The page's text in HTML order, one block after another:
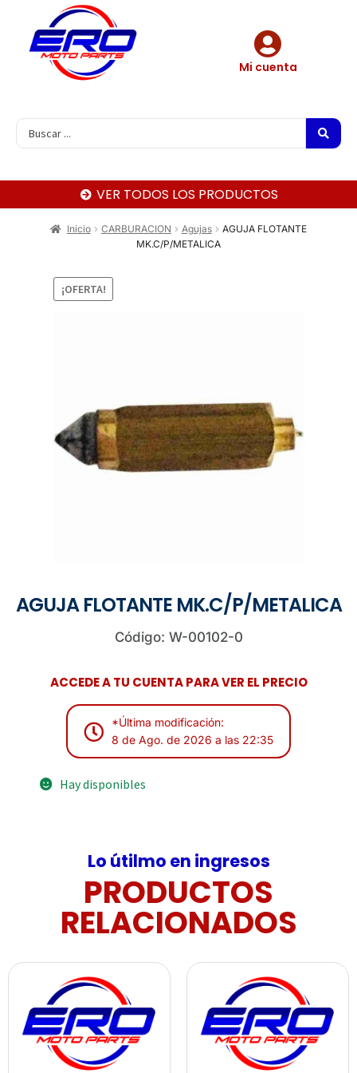
Mi cuenta
VER TODOS LOS PRODUCTOS
Inicio CARBURACION Agujas
AGUJA FLOTANTE
MK.C/P/METALICA
¡OFERTA!
AGUJA FLOTANTE MK.C/P/METALICA
Código: W-00102-0
ACCEDE A TU CUENTA PARA VER EL PRECIO
*Última modificación:
8 de Ago. de 2026 a las 22:35
Hay disponibles
Lo útilmo en ingresos
PRODUCTOS
RELACIONADOS